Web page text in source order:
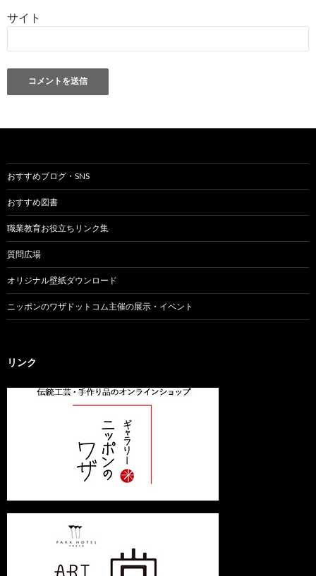
サイト
おすすめブログ・SNS
おすすめ図書
職業教育お役立ちリンク集
質問広場
オリジナル壁紙ダウンロード
ニッポンのワザドットコム主催の展示・イベント
リンク